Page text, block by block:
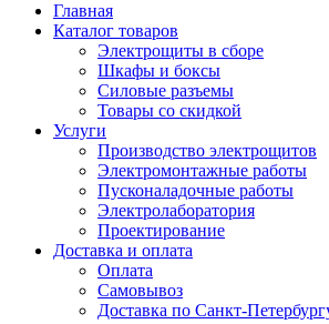
Главная
Каталог товаров
Электрощиты в сборе
Шкафы и боксы
Силовые разъемы
Товары со скидкой
Услуги
Производство электрощитов
Электромонтажные работы
Пусконаладочные работы
Электролаборатория
Проектирование
Доставка и оплата
Оплата
Самовывоз
Доставка по Санкт-